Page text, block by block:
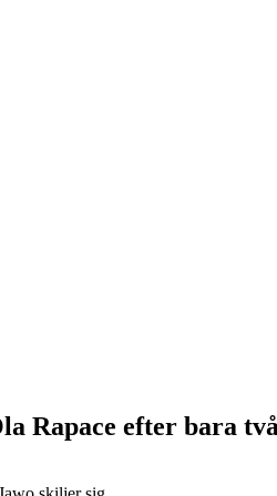
Rapace efter bara